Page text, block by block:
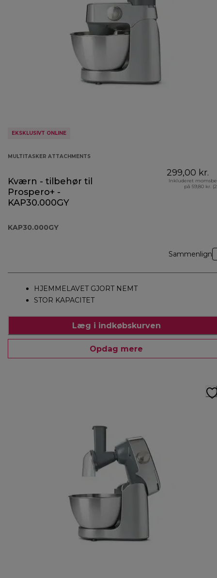
EKSKLUSIVT ONLINE
MULTITASKER ATTACHMENTS
Kværn - tilbehør til
Prospero+ -
KAP30.000GY
KAP30.000GY
299,00 kr.
Inkluderet
på 59,80 kr.
Sammenlign
HJEMMELAVET GJORT NEMT
STOR KAPACITET
Læg i indkøbskurven
Opdag mere